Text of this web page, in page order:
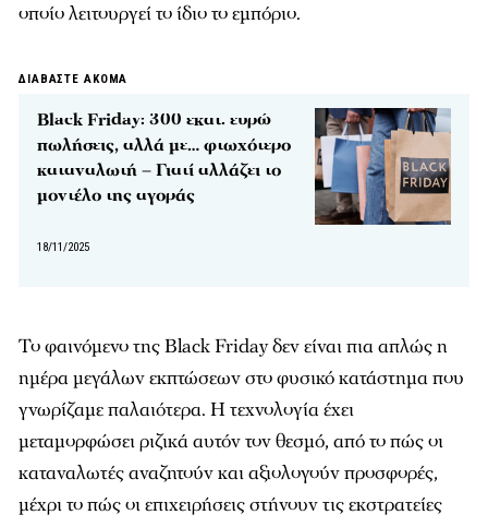
οποίο λειτουργεί το ίδιο το εμπόριο.
ΔΙΑΒΑΣΤΕ ΑΚΟΜΑ
Black Friday: 300 εκατ. ευρώ
πωλήσεις, αλλά με… φτωχότερο
καταναλωτή – Γιατί αλλάζει το
μοντέλο της αγοράς
18/11/2025
Το φαινόμενο της Black Friday δεν είναι πια απλώς η
ημέρα μεγάλων εκπτώσεων στο φυσικό κατάστημα που
γνωρίζαμε παλαιότερα. Η τεχνολογία έχει
μεταμορφώσει ριζικά αυτόν τον θεσμό, από το πώς οι
καταναλωτές αναζητούν και αξιολογούν προσφορές,
μέχρι το πώς οι επιχειρήσεις στήνουν τις εκστρατείες